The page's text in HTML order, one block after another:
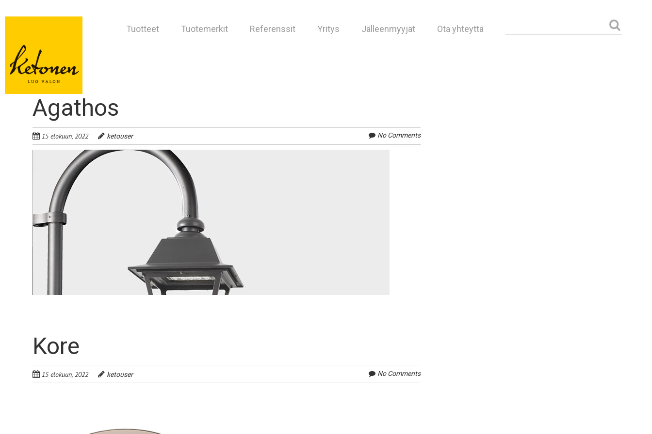
Tuotteet Tuotemerkit Referenssit Yritys Jälleenmyyjät Ota yhteyttä
Agathos
15 elokuun, 2022 ketouser No Comments
Kore
15 elokuun, 2022 ketouser No Comments